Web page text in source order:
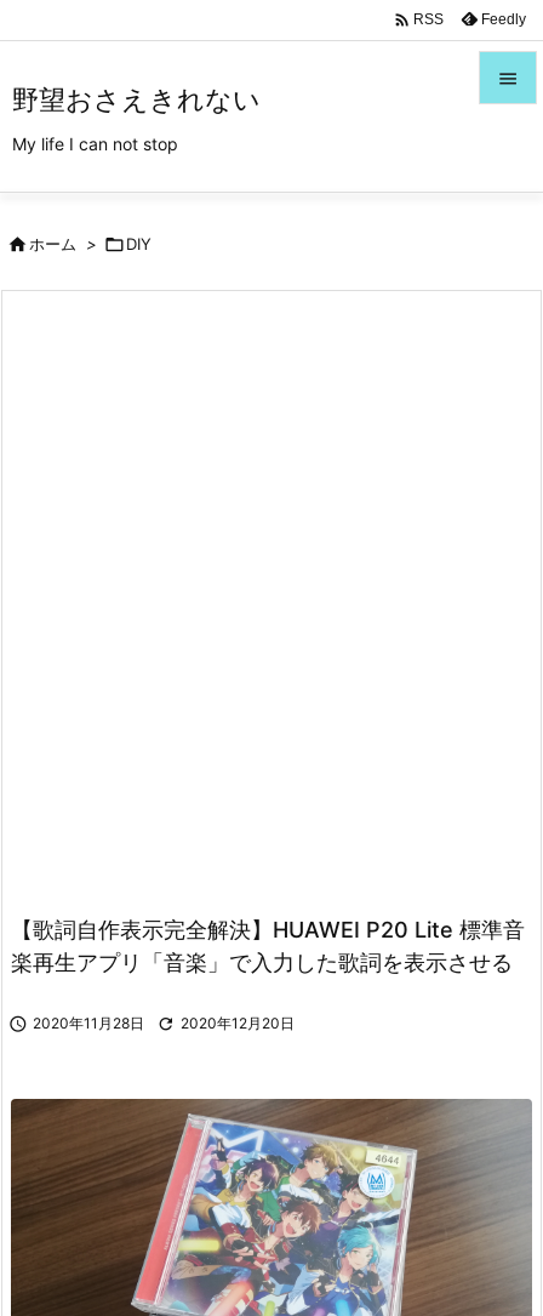
野望おさえきれない
My life I can not stop


 RSS Feedly
ホーム > DIY
【歌詞自作表示完全解決】HUAWEI P20 Lite 標準音
楽再生アプリ「音楽」で入力した歌詞を表示させる
 2020年11月28日  2020年12月20日